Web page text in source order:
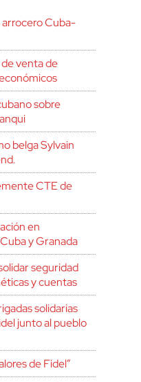
Cuba-
venta de
sobre
belga Sylvain
CTE de
en
y Granada
seguridad
y cuentas
solidarias
junto al pueblo
de Fidel”